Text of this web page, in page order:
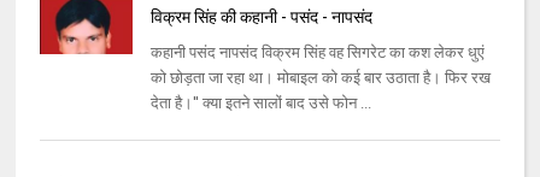
विक्रम सिंह की कहानी - पसंद - नापसंद
कहानी पसंद नापसंद विक्रम सिंह वह सिगरेट का कश लेकर धुएं
को छोड़ता जा रहा था। मोबाइल को कई बार उठाता है। फिर रख
देता है।'' क्या इतने सालों बाद उसे फोन ...